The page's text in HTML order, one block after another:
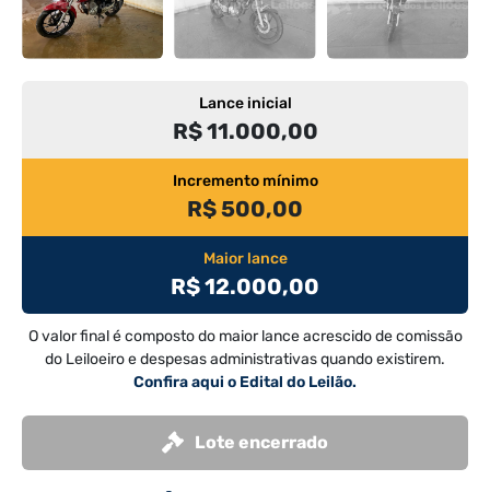
Lance inicial
R$ 11.000,00
Incremento mínimo
R$ 500,00
Maior lance
R$ 12.000,00
O valor final é composto do maior lance acrescido de comissão
do Leiloeiro e despesas administrativas quando existirem.
Confira aqui o Edital do Leilão.
Lote encerrado